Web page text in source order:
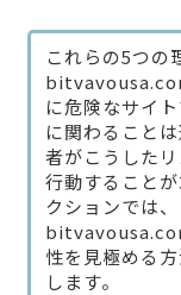
これらの5つの
に危険なサイ
に関わること
者がこうした
行動すること
クションでは、
性を見極める
します。